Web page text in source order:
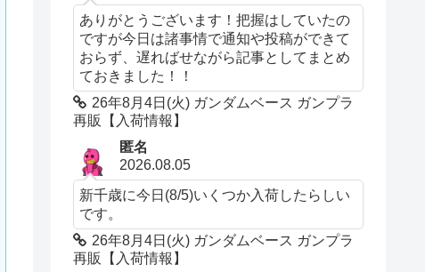
ありがとうございます！把握はしていたの
ですが今日は諸事情で通知や投稿ができて
おらず、遅ればせながら記事としてまとめ
ておきました！！
26年8月4日(火) ガンダムベース ガンプラ
再販【入荷情報】
匿名
2026.08.05
新千歳に今日(8/5)いくつか入荷したらしい
です。
26年8月4日(火) ガンダムベース ガンプラ
再販【入荷情報】